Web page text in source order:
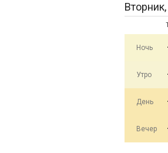
Ночь
Утро
День
Вечер